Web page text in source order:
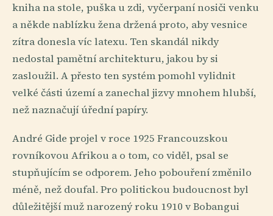
kniha na stole, puška u zdi, vyčerpaní nosiči venku
a někde nablízku žena držená proto, aby vesnice
zítra donesla víc latexu. Ten skandál nikdy
nedostal pamětní architekturu, jakou by si
zasloužil. A přesto ten systém pomohl vylidnit
velké části území a zanechal jizvy mnohem hlubší,
než naznačují úřední papíry.
André Gide projel v roce 1925 Francouzskou
rovníkovou Afrikou a o tom, co viděl, psal se
stupňujícím se odporem. Jeho pobouření změnilo
méně, než doufal. Pro politickou budoucnost byl
důležitější muž narozený roku 1910 v Bobangui